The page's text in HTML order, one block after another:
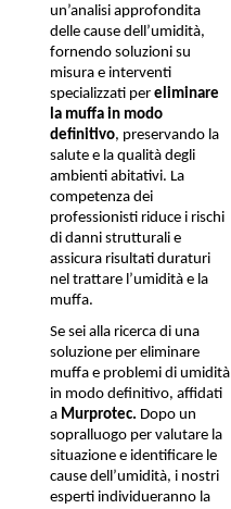
un’analisi approfondita
delle cause dell’umidità,
fornendo soluzioni su
misura e interventi
specializzati per eliminare
la muffa in modo
definitivo, preservando la
salute e la qualità degli
ambienti abitativi. La
competenza dei
professionisti riduce i rischi
di danni strutturali e
assicura risultati duraturi
nel trattare l’umidità e la
muffa.
Se sei alla ricerca di una
soluzione per eliminare
muffa e problemi di umidità
in modo definitivo, affidati
a Murprotec. Dopo un
sopralluogo per valutare la
situazione e identificare le
cause dell’umidità, i nostri
esperti individueranno la